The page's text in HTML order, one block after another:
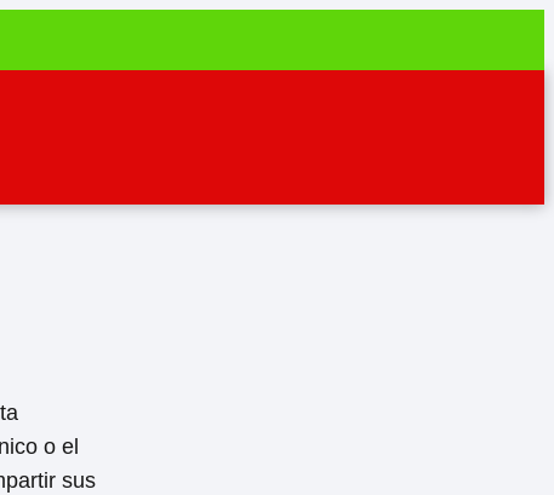
o el
sus